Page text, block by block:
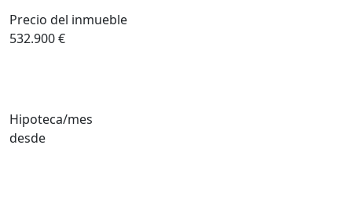
Precio del inmueble
532.900 €
Hipoteca/mes
desde